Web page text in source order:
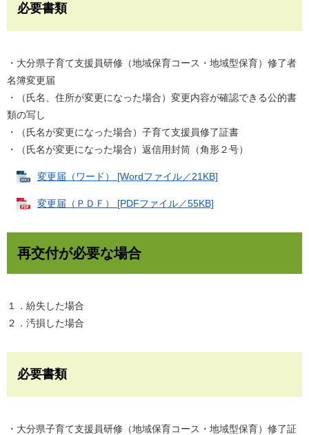
必要書類
・大分県子育て支援員研修（地域保育コース・地域型保育）修了者
名簿変更届
・（氏名、住所が変更になった場合）変更内容が確認できる公的書
類の写し
・（氏名が変更になった場合）子育て支援員修了証書
・（氏名が変更になった場合）返信用封筒（角形２号）
変更届（ワード） [Wordファイル／21KB]
変更届（ＰＤＦ） [PDFファイル／55KB]
再交付が必要な場合
１．紛失した場合
２．汚損した場合
必要書類
・大分県子育て支援員研修（地域保育コース・地域型保育）修了証